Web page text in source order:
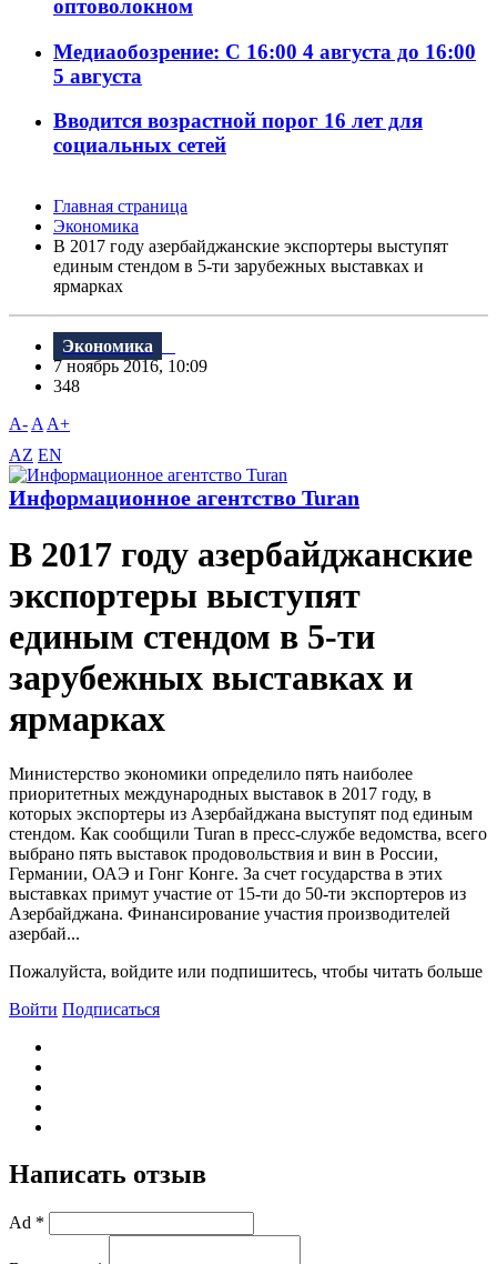
оптоволокном
Медиаобозрение: С 16:00 4 августа до 16:00
5 августа
Вводится возрастной порог 16 лет для
социальных сетей
Главная страница
Экономика
В 2017 году азербайджанские экспортеры выступят
единым стендом в 5-ти зарубежных выставках и
ярмарках
Экономика
7 ноябрь 2016, 10:09
348
A- A A+
AZ EN
Информационное агентство Turan
В 2017 году азербайджанские
экспортеры выступят
единым стендом в 5-ти
зарубежных выставках и
ярмарках
Министерство экономики определило пять наиболее
приоритетных международных выставок в 2017 году, в
которых экспортеры из Азербайджана выступят под единым
стендом. Как сообщили Turan в пресс-службе ведомства, всего
выбрано пять выставок продовольствия и вин в России,
Германии, ОАЭ и Гонг Конге. За счет государства в этих
выставках примут участие от 15-ти до 50-ти экспортеров из
Азербайджана. Финансирование участия производителей
азербай...
Пожалуйста, войдите или подпишитесь, чтобы читать больше
Войти Подписаться
Написать отзыв
Ad *